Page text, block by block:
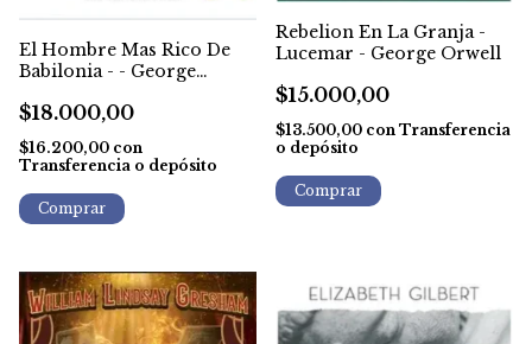
El Hombre Mas Rico De
Babilonia - - George
$18.000,00
$16.200,00 con
Transferencia o depósito
Rebelion En La Granja -
Lucemar - George Orwell
$15.000,00
$13.500,00 con Transferencia
o depósito